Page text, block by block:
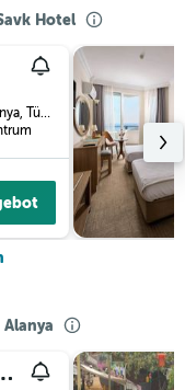
Hotel
Ataturk Cad, 149, Alanya, Türkei
Hotel